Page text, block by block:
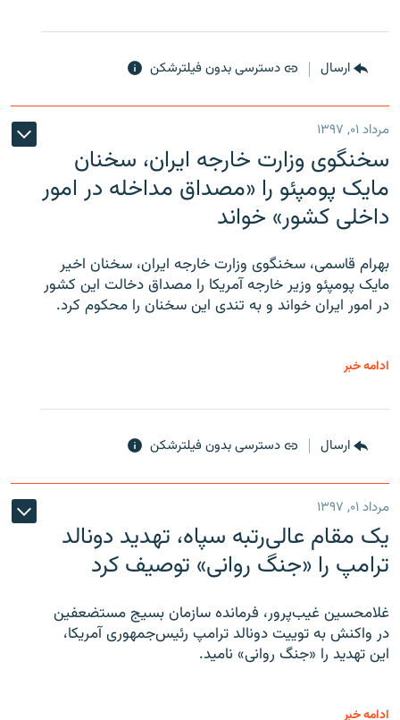
ارسال دسترسی بدون فیلترشکن
مرداد ۰۱, ۱۳۹۷
سخنگوی وزارت خارجه ایران، سخنان
مایک پومپئو را «مصداق مداخله در امور
داخلی کشور» خواند
بهرام قاسمی، سخنگوی وزارت خارجه ایران، سخنان اخیر
مایک پومپئو وزیر خارجه آمریکا را مصداق دخالت این کشور
در امور ایران خواند و به تندی این سخنان را محکوم کرد.
ادامه خبر
ارسال دسترسی بدون فیلترشکن
مرداد ۰۱, ۱۳۹۷
یک مقام عالی‌رتبه سپاه، تهدید دونالد
ترامپ را «جنگ روانی» توصیف کرد
غلامحسین غیب‌پرور، فرمانده سازمان بسیج مستضعفین
در واکنش به توییت دونالد ترامپ رئیس‌جمهوری آمریکا،
این تهدید را «جنگ روانی» نامید.
ادامه خبر